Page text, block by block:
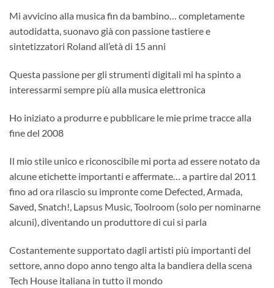
Mi avvicino alla musica fin da bambino… completamente
autodidatta, suonavo già con passione tastiere e
sintetizzatori Roland all’età di 15 anni
Questa passione per gli strumenti digitali mi ha spinto a
interessarmi sempre più alla musica elettronica
Ho iniziato a produrre e pubblicare le mie prime tracce alla
fine del 2008
Il mio stile unico e riconoscibile mi porta ad essere notato da
alcune etichette importanti e affermate… a partire dal 2011
fino ad ora rilascio su impronte come Defected, Armada,
Saved, Snatch!, Lapsus Music, Toolroom (solo per nominarne
alcuni), diventando un produttore di cui si parla
Costantemente supportato dagli artisti più importanti del
settore, anno dopo anno tengo alta la bandiera della scena
Tech House italiana in tutto il mondo